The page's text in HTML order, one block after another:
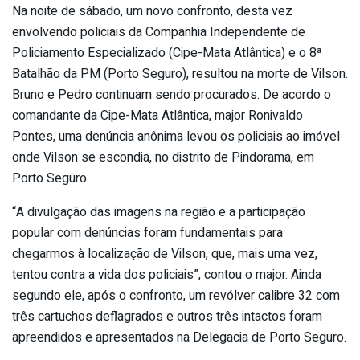
Na noite de sábado, um novo confronto, desta vez
envolvendo policiais da Companhia Independente de
Policiamento Especializado (Cipe-Mata Atlântica) e o 8ª
Batalhão da PM (Porto Seguro), resultou na morte de Vilson.
Bruno e Pedro continuam sendo procurados. De acordo o
comandante da Cipe-Mata Atlântica, major Ronivaldo
Pontes, uma denúncia anônima levou os policiais ao imóvel
onde Vilson se escondia, no distrito de Pindorama, em
Porto Seguro.
“A divulgação das imagens na região e a participação
popular com denúncias foram fundamentais para
chegarmos à localização de Vilson, que, mais uma vez,
tentou contra a vida dos policiais”, contou o major. Ainda
segundo ele, após o confronto, um revólver calibre 32 com
três cartuchos deflagrados e outros três intactos foram
apreendidos e apresentados na Delegacia de Porto Seguro.